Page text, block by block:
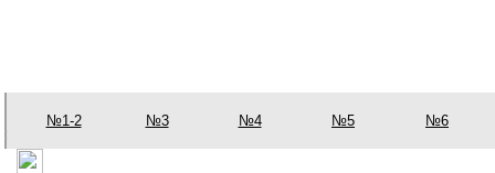
№1-2 №3 №4 №5 №6